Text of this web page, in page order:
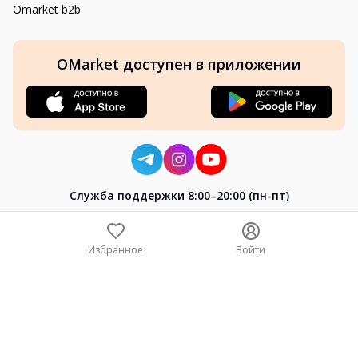
Omarket b2b
OMarket доступен в приложении
Cлужба поддержки 8:00–20:00 (пн-пт)
Избранное Войти